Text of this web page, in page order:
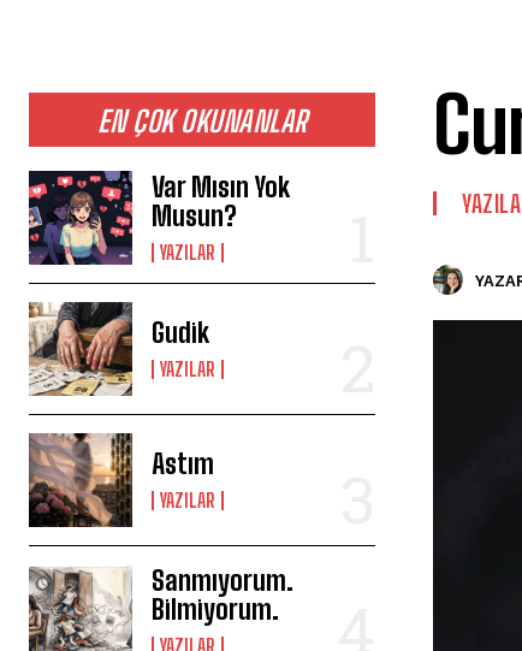
EN ÇOK OKUNANLAR
Var Mısın Yok
Musun?
YAZILAR
Gudik
YAZILAR
Astım
YAZILAR
Sanmıyorum.
Bilmiyorum.
YAZILAR